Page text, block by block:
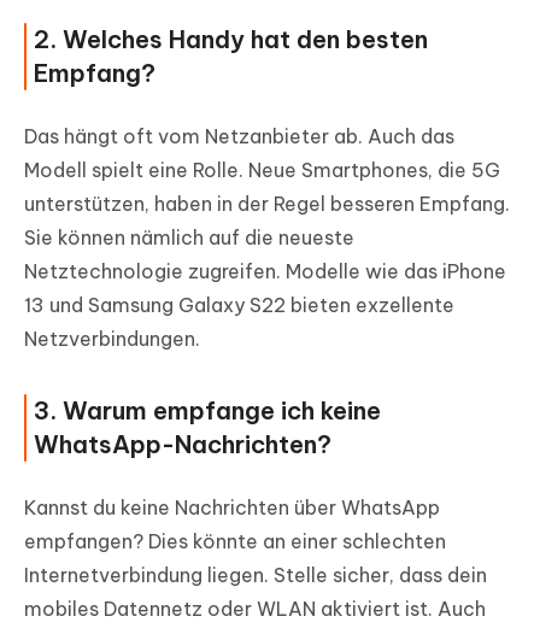
2. Welches Handy hat den besten
Empfang?
Das hängt oft vom Netzanbieter ab. Auch das
Modell spielt eine Rolle. Neue Smartphones, die 5G
unterstützen, haben in der Regel besseren Empfang.
Sie können nämlich auf die neueste
Netztechnologie zugreifen. Modelle wie das iPhone
13 und Samsung Galaxy S22 bieten exzellente
Netzverbindungen.
3. Warum empfange ich keine
WhatsApp-Nachrichten?
Kannst du keine Nachrichten über WhatsApp
empfangen? Dies könnte an einer schlechten
Internetverbindung liegen. Stelle sicher, dass dein
mobiles Datennetz oder WLAN aktiviert ist. Auch